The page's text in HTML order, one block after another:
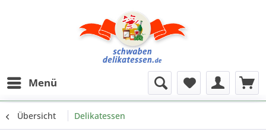
Menü
Übersicht Delikatessen